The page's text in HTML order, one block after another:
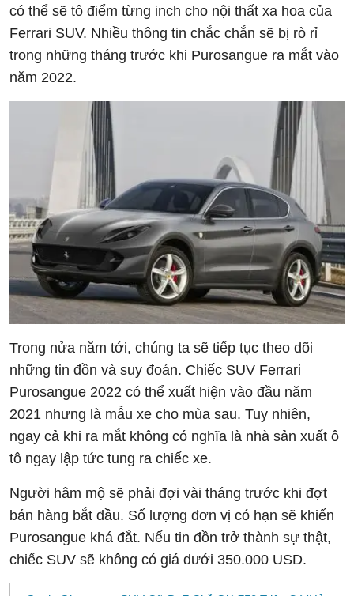
có thể sẽ tô điểm từng inch cho nội thất xa hoa của
Ferrari SUV. Nhiều thông tin chắc chắn sẽ bị rò rỉ
trong những tháng trước khi Purosangue ra mắt vào
năm 2022.
Trong nửa năm tới, chúng ta sẽ tiếp tục theo dõi
những tin đồn và suy đoán. Chiếc SUV Ferrari
Purosangue 2022 có thể xuất hiện vào đầu năm
2021 nhưng là mẫu xe cho mùa sau. Tuy nhiên,
ngay cả khi ra mắt không có nghĩa là nhà sản xuất ô
tô ngay lập tức tung ra chiếc xe.
Người hâm mộ sẽ phải đợi vài tháng trước khi đợt
bán hàng bắt đầu. Số lượng đơn vị có hạn sẽ khiến
Purosangue khá đắt. Nếu tin đồn trở thành sự thật,
chiếc SUV sẽ không có giá dưới 350.000 USD.